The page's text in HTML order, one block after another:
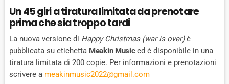
Un 45 giri a tiratura limitata da prenotare
prima che sia troppo tardi
La nuova versione di Happy Christmas (war is over)è
pubblicata su etichetta Meakin Musiced è disponibile in una
tiratura limitata di 200 copie. Per informazioni e prenotazioni
scrivere a meakinmusic2022@gmail.com